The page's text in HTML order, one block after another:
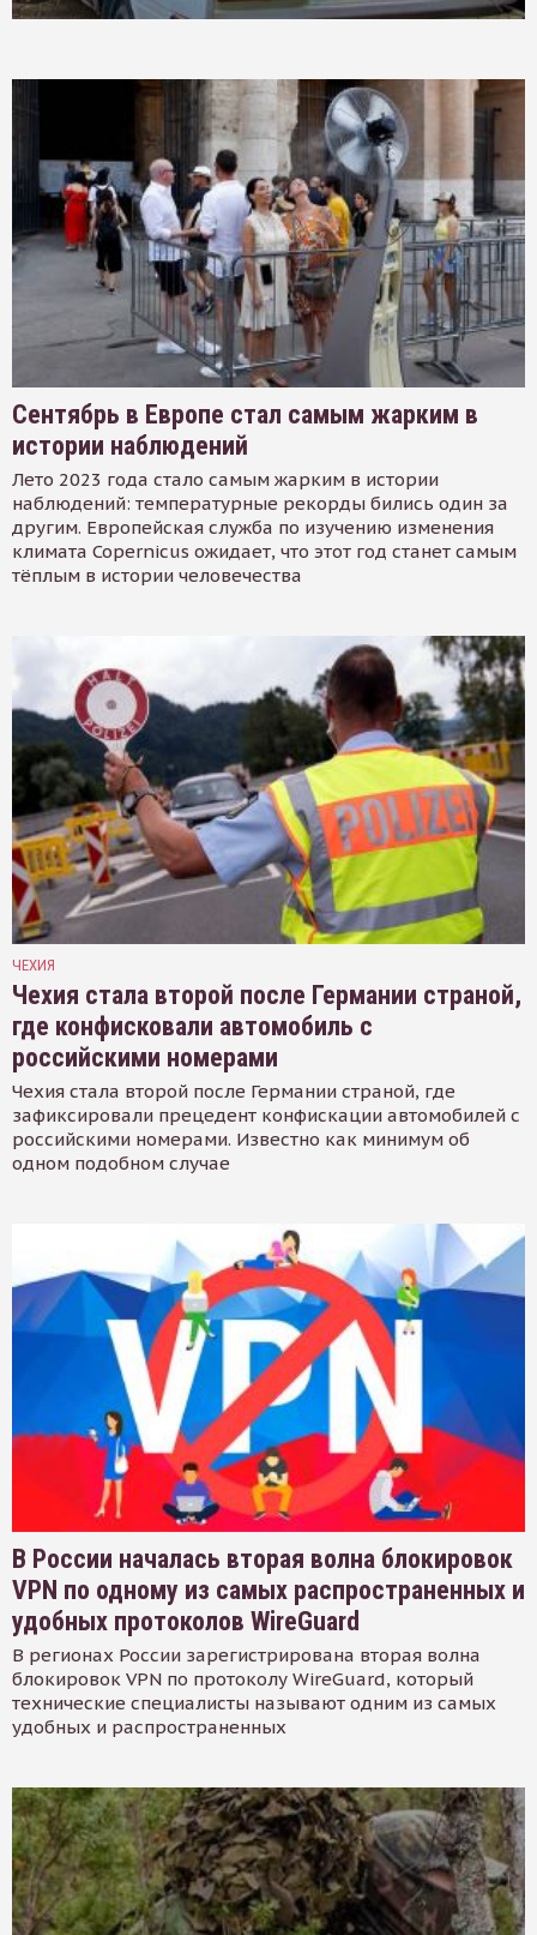
Сентябрь в Европе стал самым жарким в
истории наблюдений
Лето 2023 года стало самым жарким в истории
наблюдений: температурные рекорды бились один за
другим. Европейская служба по изучению изменения
климата Copernicus ожидает, что этот год станет самым
тёплым в истории человечества
ЧЕХИЯ
Чехия стала второй после Германии страной,
где конфисковали автомобиль с
российскими номерами
Чехия стала второй после Германии страной, где
зафиксировали прецедент конфискации автомобилей с
российскими номерами. Известно как минимум об
одном подобном случае
В России началась вторая волна блокировок
VPN по одному из самых распространенных и
удобных протоколов WireGuard
В регионах России зарегистрирована вторая волна
блокировок VPN по протоколу WireGuard, который
технические специалисты называют одним из самых
удобных и распространенных